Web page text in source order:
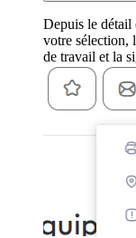
Depuis le détail
votre sélection,
de travail et la